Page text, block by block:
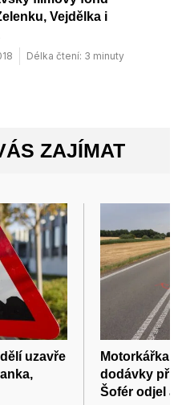
Vejdělka i
Délka čtení: 3 minuty
ZAJÍMAT
uzavře
Motorkářka
dodávky při
Šofér odjel a